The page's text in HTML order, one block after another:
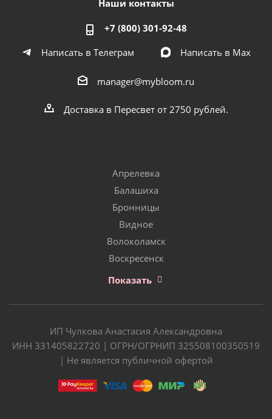
Наши контакты
+7 (800) 301-92-48
Написать в Телеграм
Написать в Мах
manager@mybloom.ru
Доставка в Пересвет от 2750 рублей.
Апрелевка
Балашиха
Бронницы
Видное
Волоколамск
Воскресенск
Показать
ИП Чулкова Анастасия Александровна
ИНН 331405822720 | ОГРН/ОГРНИП 325508100350519
| Не является публичной офертой